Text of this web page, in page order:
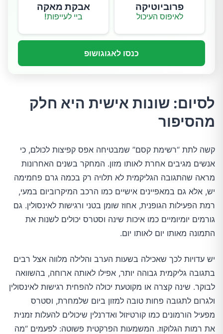
פרוביוטיקה
לאיפוס העיכול
אבקת מאקה
ביי לעייפות!
כנסו לאגוגושופ
לסיום: שונות אישית היא חלק
מהסיפור
קשה לתת “רשימת קסם” שמבטיחה אפס קפיצות לכולם, כי
אנשים מגיבים אחרת לאותו מזון. המחקר בשנים האחרונות
מראה שהתגובה הגליקמית לא תלויה רק בכמה גרם פחמימה
יש, אלא גם במאפיינים אישיים כמו הרכב המיקרוביום במעי,
רמת הפעילות הגופנית, אחוז שומן בטני ורגישות לאינסולין. גם
גורמים יומיומיים כמו איכות שינה וסטרס יכולים לשנות את
התמונה מאותו יום לאותו יום.
יש עדויות לכך שאכילה בשעות הערב והלילה מלווה אצל רבים
בתגובה גליקמית גבוהה יותר, אפילו לאותה ארוחה, בהשוואה
לבוקר. שינה קצרה או מקוטעת יכולה להפחית רגישות לאינסולין
ולגרום לתגובה פחות טובה למזון ביום שלמחרת, וסטרס
מפעיל הורמונים כמו קורטיזול ואדרנלין שיכולים להעלות זמנית
את רמות הגלוקוז. המשמעות הפרקטית פשוטה: לפעמים “מה